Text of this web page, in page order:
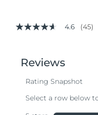
4.6
stars,
rating
value.
4.6 (45)